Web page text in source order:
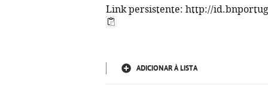
Link persistente: http://
ADICIONAR À LISTA